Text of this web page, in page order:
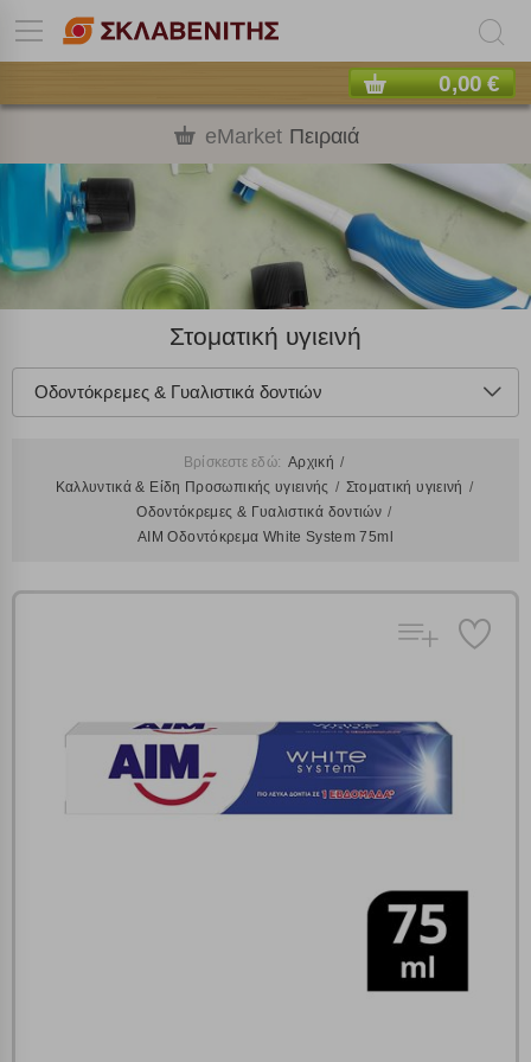
0,00 €
eMarket Πειραιά
Στοματική υγιεινή
Οδοντόκρεμες & Γυαλιστικά δοντιών
Βρίσκεστε εδώ: Αρχική
Καλλυντικά & Είδη Προσωπικής υγιεινής
Στοματική υγιεινή
Οδοντόκρεμες & Γυαλιστικά δοντιών
AIM Οδοντόκρεμα White System 75ml